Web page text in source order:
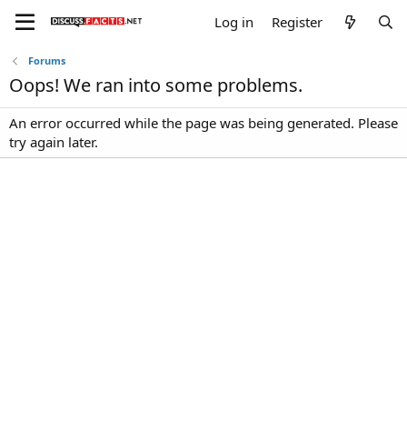
Log in Register
Forums
Oops! We ran into some problems.
An error occurred while the page was being generated. Please
try again later.